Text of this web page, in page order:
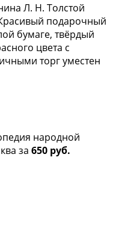
Л. Н. Толстой
подарочный
бумаге, твёрдый
цвета с
торг уместен
народной
за 650 руб.